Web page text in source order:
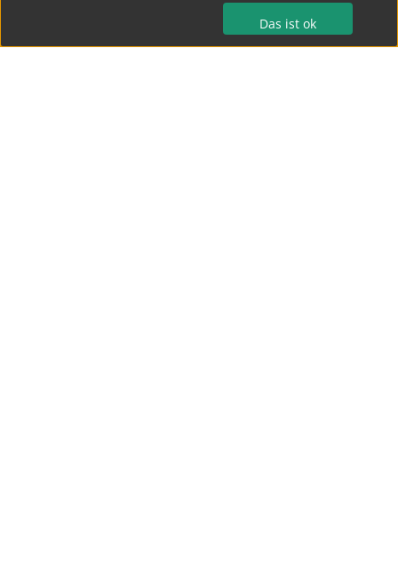
Das ist ok